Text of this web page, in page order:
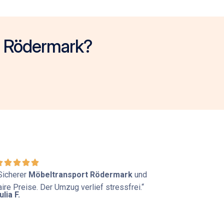
Möbeltransport Rödermarkund
Preise. Der Umzug verlief stressfrei.“
F.